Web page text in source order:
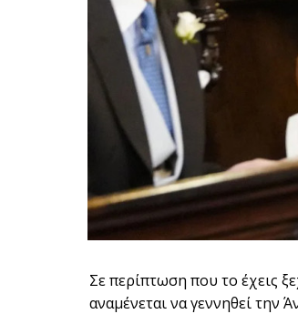
Σε περίπτωση που το έχεις
αναμένεται να γεννηθεί την